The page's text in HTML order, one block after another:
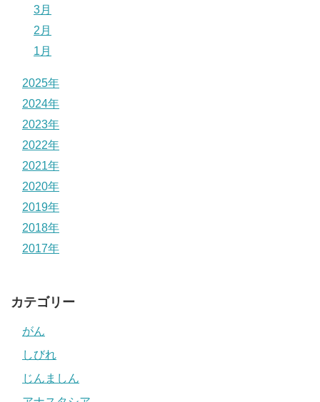
3月
2月
1月
2025年
2024年
2023年
2022年
2021年
2020年
2019年
2018年
2017年
カテゴリー
がん
しびれ
じんましん